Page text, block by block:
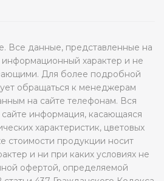
Все данные, представленные на
информационный характер и не
Для более подробной
обращаться к менеджерам
на сайте телефонам. Вся
информация, касающаяся
характеристик, цветовых
стоимости продукции носит
и ни при каких условиях не
офертой, определяемой